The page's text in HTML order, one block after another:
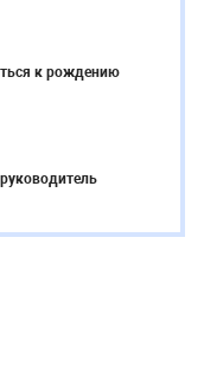
к рождению